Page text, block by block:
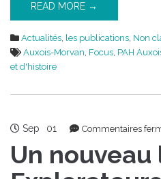
READ MORE →
Actualités, les publications, Non
Auxois-Morvan, Focus, PAH
et d'histoire
Sep 01 Commentaires
Un